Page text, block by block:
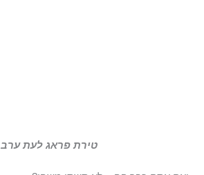
טירת פראג לעת ערב